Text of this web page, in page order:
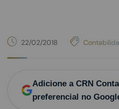
22/02/2018
Adicione a CRN
preferencial no